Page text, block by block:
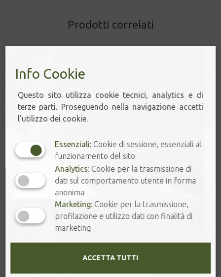
Prodotti correlati
CHASEN
Accessorio in bambù. [...]
Info Cookie
Questo sito utilizza cookie tecnici, analytics e di
terze parti. Proseguendo nella navigazione accetti
l’utilizzo dei cookie.
Essenziali: Cookie di sessione, essenziali al
funzionamento del sito
Analytics: Cookie per la trasmissione di
dati sul comportamento utente in forma
anonima
Marketing: Cookie per la trasmissione,
profilazione e utilizzo dati con finalità di
marketing
ACCETTA TUTTI